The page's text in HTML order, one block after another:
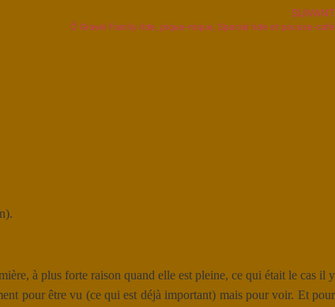
SUIVANT
Ô Gravel Family ride, pique-nique, Special ride et pousse-café
à plus forte raison quand elle est pleine, ce qui était le cas il y
pour être vu (ce qui est déjà important) mais pour voir. Et pour